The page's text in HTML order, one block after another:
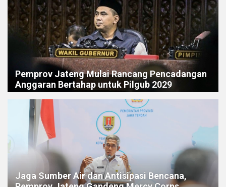
Pemprov Jateng Mulai Rancang Pencadangan
Anggaran Bertahap untuk Pilgub 2029
Jaga Sumber Air dan Antisipasi Bencana,